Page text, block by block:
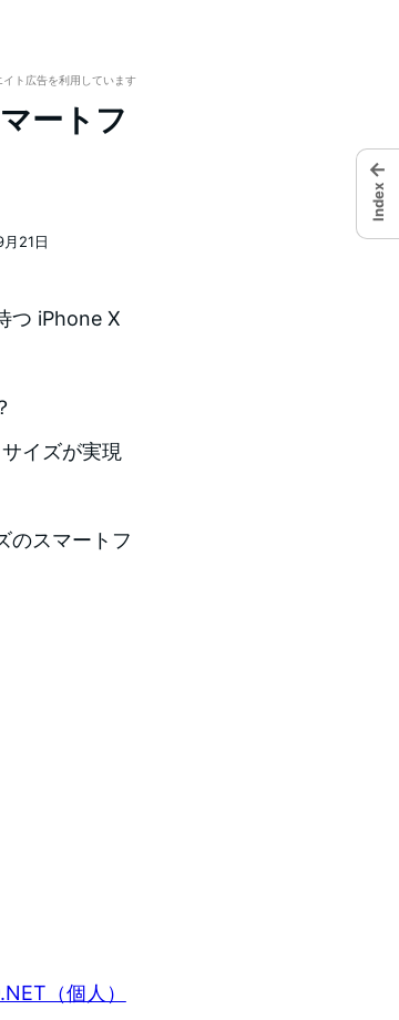
イト広告を利用しています
ートフ
21日
つ iPhone X
イズが実現
のスマートフ
（個人）
←
Index